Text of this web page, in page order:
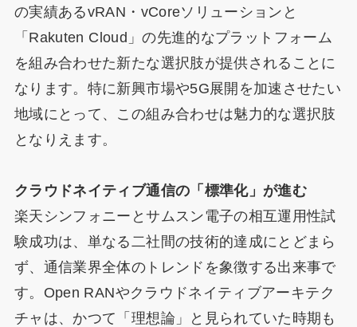
の実績あるvRAN・vCoreソリューションと
「Rakuten Cloud」の先進的なプラットフォーム
を組み合わせた新たな選択肢が提供されることに
なります。特に新興市場や5G展開を加速させたい
地域にとって、この組み合わせは魅力的な選択肢
となりえます。
クラウドネイティブ通信の「標準化」が進む
楽天シンフォニーとサムスン電子の相互運用性試
験成功は、単なる二社間の技術的達成にとどまら
ず、通信業界全体のトレンドを象徴する出来事で
す。Open RANやクラウドネイティブアーキテク
チャは、かつて「理想論」と見られていた時期も